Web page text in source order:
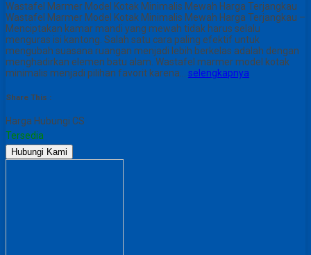
Wastafel Marmer Model Kotak Minimalis Mewah Harga Terjangkau
Wastafel Marmer Model Kotak Minimalis Mewah Harga Terjangkau –
Menciptakan kamar mandi yang mewah tidak harus selalu
menguras isi kantong. Salah satu cara paling efektif untuk
mengubah suasana ruangan menjadi lebih berkelas adalah dengan
menghadirkan elemen batu alam. Wastafel marmer model kotak
minimalis menjadi pilihan favorit karena… selengkapnya
Share This :
Harga Hubungi CS
Tersedia
Hubungi Kami